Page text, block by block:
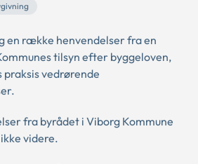
en række henvendelser fra en
tilsyn efter byggeloven,
vedrørende
fra byrådet i Viborg Kommune
videre.